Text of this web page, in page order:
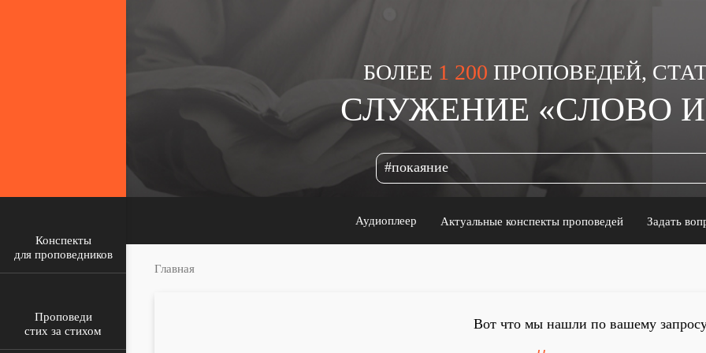
БОЛЕЕ 1 200 ПРОПОВЕДЕЙ,
СЛУЖЕНИЕ «СЛОВО
Аудиоплеер Актуальные конспекты проповедей Задать
Конспекты
для проповедников
Проповеди
стих за стихом
Главная
Вот что мы нашли по вашему